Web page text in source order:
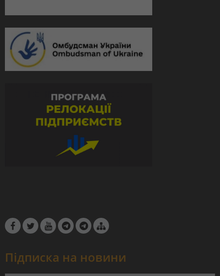
Підписка на новини